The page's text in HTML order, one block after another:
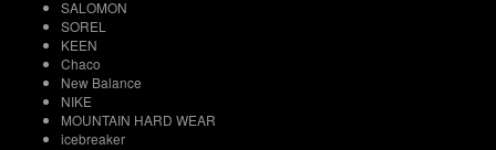
SALOMON
SOREL
KEEN
Chaco
New Balance
NIKE
MOUNTAIN HARD WEAR
icebreaker